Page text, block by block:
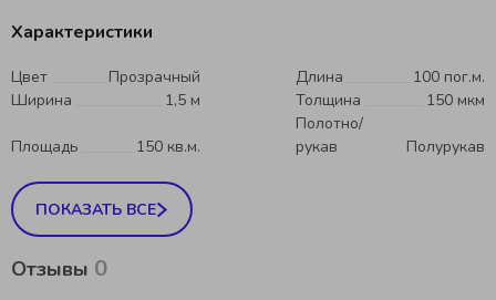
Характеристики
Цвет Прозрачный Длина
100 пог.м.
Ширина
1,5 м Толщина 150 мкм
Площадь 150 кв.м.
Полотно/
рукав
Полурукав
ПОКАЗАТЬ ВСЕ
Отзывы 0